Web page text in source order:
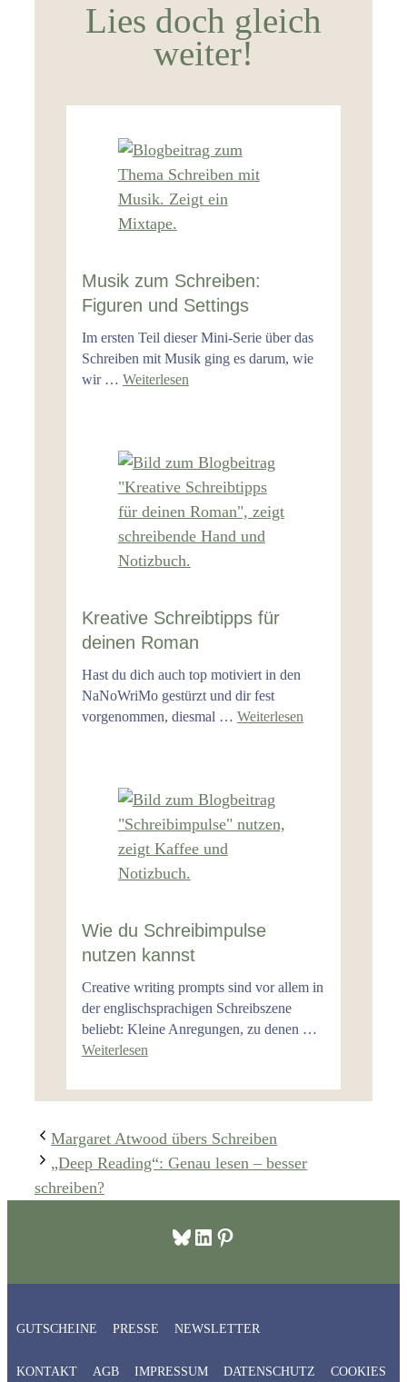
Lies doch gleich
weiter!
Musik zum Schreiben:
Figuren und Settings
Im ersten Teil dieser Mini-Serie über das
Schreiben mit Musik ging es darum, wie
wir … Weiterlesen
Kreative Schreibtipps für
deinen Roman
Hast du dich auch top motiviert in den
NaNoWriMo gestürzt und dir fest
vorgenommen, diesmal … Weiterlesen
Wie du Schreibimpulse
nutzen kannst
Creative writing prompts sind vor allem in
der englischsprachigen Schreibszene
beliebt: Kleine Anregungen, zu denen …
Weiterlesen
Margaret Atwood übers Schreiben
„Deep Reading“: Genau lesen – besser
schreiben?
Bluesky
LinkedIn
Pinterest
GUTSCHEINE PRESSE NEWSLETTER
KONTAKT AGB IMPRESSUM DATENSCHUTZ COOKIES